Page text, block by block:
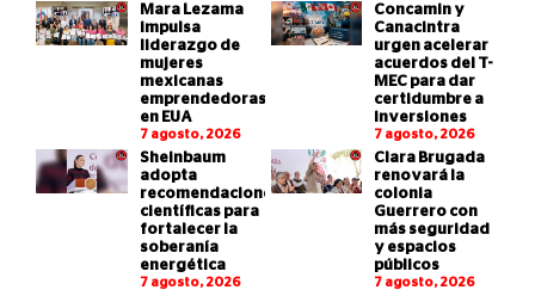
Mara Lezama
impulsa
liderazgo de
mujeres
mexicanas
emprendedoras
en EUA
7 agosto, 2026
Concamin y
Canacintra
urgen acelerar
acuerdos del T-
MEC para dar
certidumbre a
inversiones
7 agosto, 2026
Sheinbaum
adopta
recomendaciones
científicas para
fortalecer la
soberanía
energética
7 agosto, 2026
Clara Brugada
renovará la
colonia
Guerrero con
más seguridad
y espacios
públicos
7 agosto, 2026